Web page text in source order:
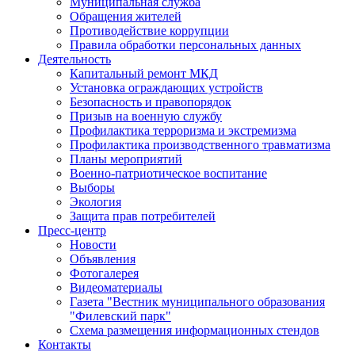
Обращения жителей
Противодействие коррупции
Правила обработки персональных данных
Деятельность
Капитальный ремонт МКД
Установка ограждающих устройств
Безопасность и правопорядок
Призыв на военную службу
Профилактика терроризма и экстремизма
Профилактика производственного травматизма
Планы мероприятий
Военно-патриотическое воспитание
Выборы
Экология
Защита прав потребителей
Пресс-центр
Новости
Объявления
Фотогалерея
Видеоматериалы
Газета "Вестник муниципального образования
"Филевский парк"
Схема размещения информационных стендов
Контакты